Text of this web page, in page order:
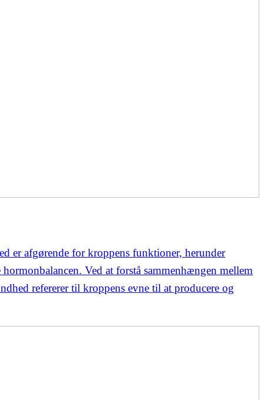
er afgørende for kroppens funktioner, herunder
Ved at forstå sammenhængen mellem
refererer til kroppens evne til at producere og